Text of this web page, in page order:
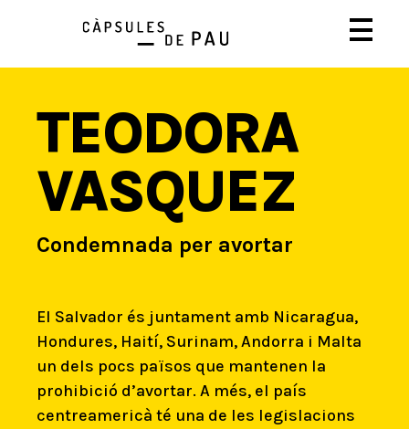
TEODORA
VASQUEZ
Condemnada per avortar
El Salvador és juntament amb Nicaragua,
Hondures, Haití, Surinam, Andorra i Malta
un dels pocs països que mantenen la
prohibició d’avortar. A més, el país
centreamericà té una de les legislacions